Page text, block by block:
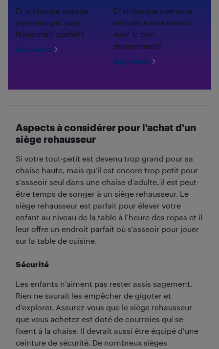
Et si chaque voyage
commençait avec
l'ensemble parfait?
Magasinez
Et si chaque aventure
estivale a commencé
avec le bon
équipement?
Magasinez
Aspects à considérer pour l’achat d’un
siège rehausseur
Si votre tout-petit est devenu trop grand pour sa
chaise haute, mais qu’il est encore trop petit pour
s’asseoir seul dans une chaise d’adulte, il est peut-
être temps de songer à un siège rehausseur. Le
siège rehausseur est parfait pour élever votre
enfant au niveau de la table à l’heure des repas et il
leur offre un endroit parfait où s’asseoir pour jouer
sur la table de cuisine.
Sécurité
Les enfants n’aiment pas rester assis sagement.
Rien ne saurait les empêcher de gigoter et
d’explorer. Assurez-vous que le siège rehausseur
que vous achetez est doté de courroies qui se
fixent à la chaise. Il devrait aussi être équipé d’une
ceinture de sécurité. De nombreux sièges